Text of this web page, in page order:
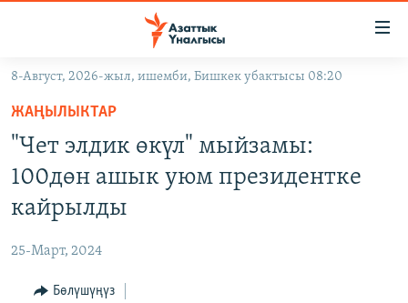
Навигацияга
өтүңүз
Издөөгө
салыңыз
КЫРГЫЗСТАН
САЯСАТ
МАДАНИЯТ
ДҮЙНӨ
УКРАИНА
ТВ ПРОГРАММАЛАР
БҮГҮН АЗАТТЫКТА
ПОДКАСТ
8-Август, 2026-жыл, ишемби, Бишкек убактысы 08:20
ЖАҢЫЛЫКТАР
"Чет элдик өкүл" мыйзамы:
100дөн ашык уюм президентке
кайрылды
25-Март, 2024
Бөлүшүңүз